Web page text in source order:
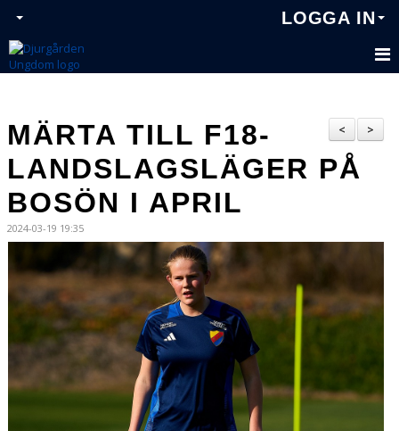
LOGGA IN
>
<
MÄRTA TILL F18-
LANDSLAGSLÄGER PÅ
BOSÖN I APRIL
2024-03-19 19:35